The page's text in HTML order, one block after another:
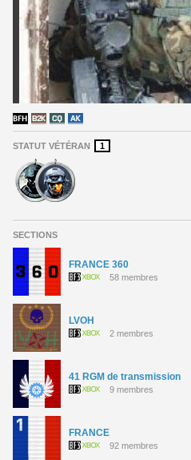
STATUT VÉTÉRAN 1
SECTIONS
FRANCE 360
58 membres
LVOH
2 membres
41 RGM de transmission
9 membres
FRANCE
92 membres